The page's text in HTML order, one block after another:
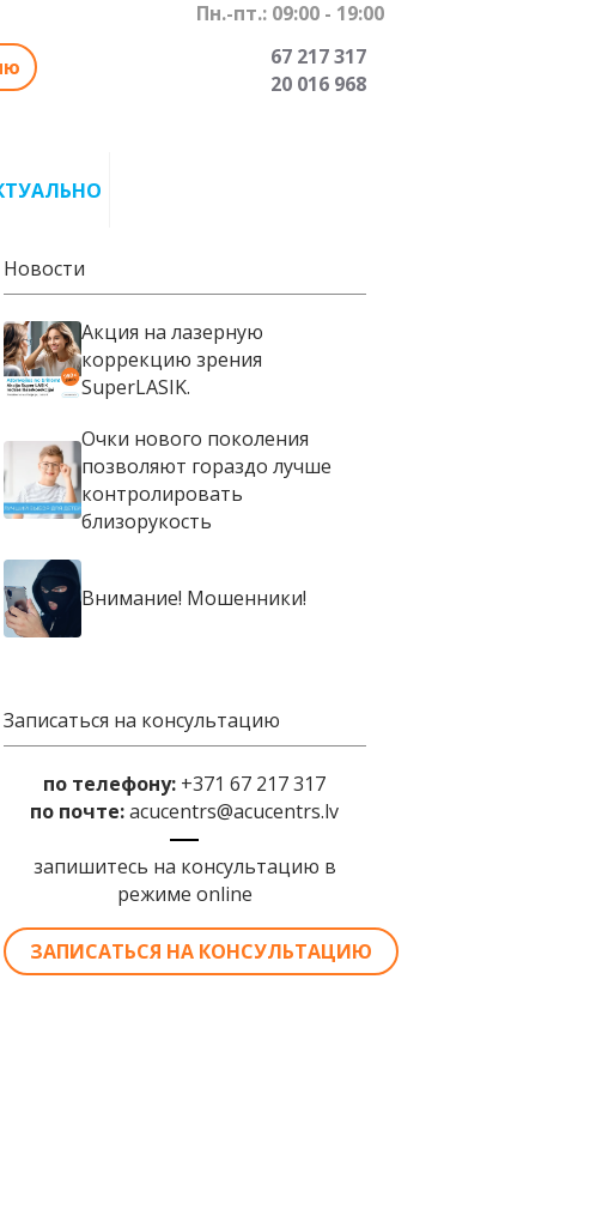
Пн.-пт.: 09:00 - 19:00
67 217 317
20 016 968
Новости
Акция на лазерную
коррекцию зрения
SuperLASIK.
Очки нового поколения
позволяют гораздо лучше
контролировать
близорукость
Внимание! Мошенники!
Записаться на консультацию
по телефону: +371 67 217 317
по почте:acucentrs@acucentrs.lv
запишитесь на консультацию в
режиме online
ЗАПИСАТЬСЯ НА КОНСУЛЬТАЦИЮ